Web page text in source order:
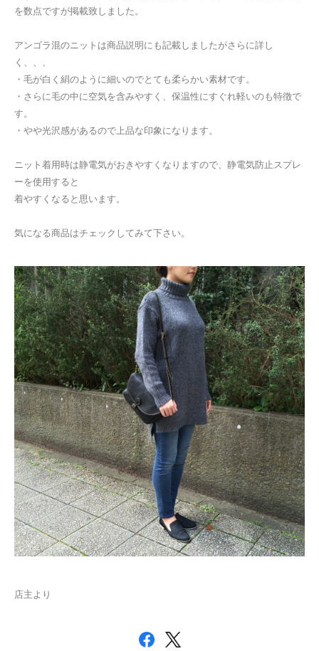
を数点ですが掲載致しました。
アンゴラ混のニットは商品説明にも記載しましたがさらに詳し
く、、、
・毛が白く絹のように細いのでとても柔らかい素材です。
・さらに毛の中に空気を含みやすく、保温性にすぐれ軽いのも特徴で
す。
・やや光沢感があるので上品な印象になります。
ニット着用時は静電気がおきやすくなりますので、静電気防止スプレ
ーを使用すると
着やすくなると思います。
気になる商品はチェックしてみて下さい。
店主より